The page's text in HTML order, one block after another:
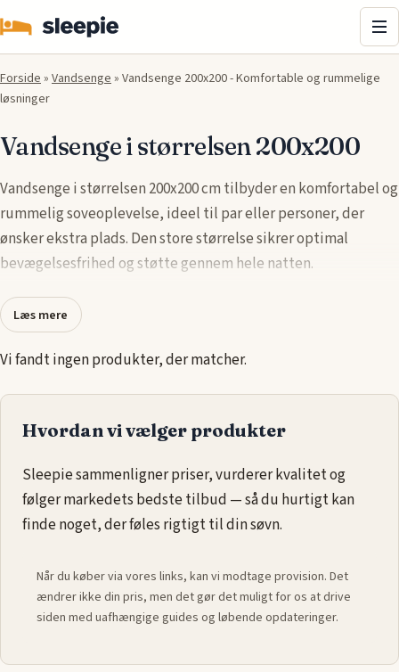
Forside» Vandsenge» Vandsenge 200x200 - Komfortable og rummelige
løsninger
Vandsenge i størrelsen 200x200
Vandsenge i størrelsen 200x200 cm tilbyder en komfortabel og
rummelig soveoplevelse, ideel til par eller personer, der
ønsker ekstra plads. Den store størrelse sikrer optimal
bevægelsesfrihed og støtte gennem hele natten.
Moderne vandsenge er designet med fokus på både
funktionalitet og æstetik. Materialer af høj kvalitet og
avancerede teknologier sikrer en stabil og behagelig
Med en vandseng i 200x200 cm fås en kombination af luksus og
praktisk anvendelighed, der kan forbedre søvnkvaliteten
markant. Et godt valg for dem, der prioriterer både plads og
komfort.
Læs mere
Vi fandt ingen produkter, der matcher.
Hvordan vi vælger produkter
Sleepie sammenligner priser, vurderer kvalitet og
følger markedets bedste tilbud — så du hurtigt kan
finde noget, der føles rigtigt til din søvn.
Når du køber via vores links, kan vi modtage provision. Det
ændrer ikke din pris, men det gør det muligt for os at drive
siden med uafhængige guides og løbende opdateringer.